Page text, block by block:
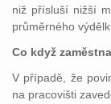
niž přísluší nižší
průměrného
Co když
V případě, že
na pracovišti